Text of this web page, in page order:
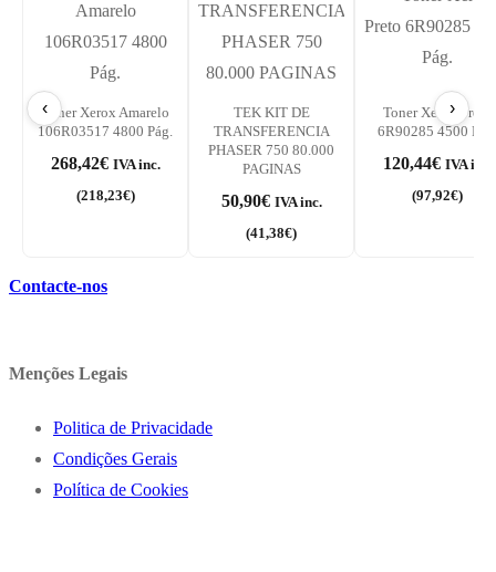
Toner Xerox Amarelo
106R03517 4800 Pág.
268,42€ IVA inc.
(218,23€)
TEK KIT DE
TRANSFERENCIA
PHASER 750 80.000
PAGINAS
50,90€ IVA inc.
(41,38€)
Toner Xerox Preto
6R90285 4500 Pág.
120,44€ IVA inc.
(97,92€)
‹ ›
Contacte-nos
Menções Legais
Politica de Privacidade
Condições Gerais
Política de Cookies